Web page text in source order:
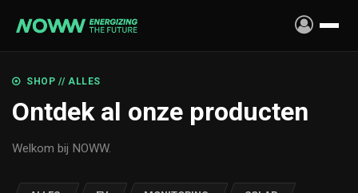
SHOP // ALLES
Ontdek al onze producten
Welkom bij NOWW.